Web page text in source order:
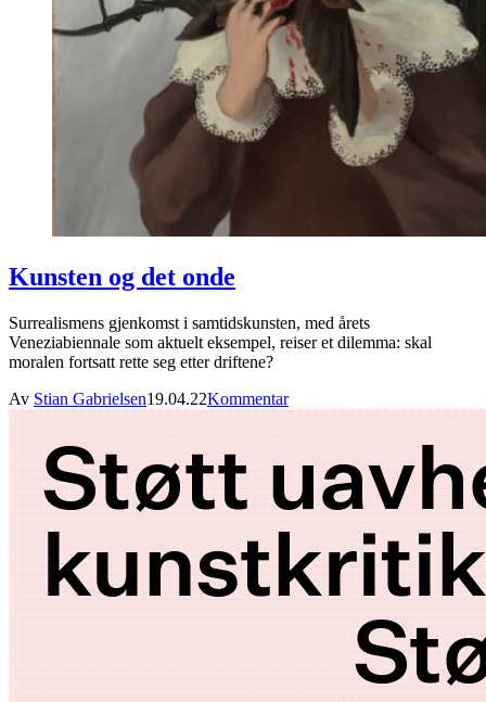
Kunsten og det onde
Surrealismens gjenkomst i samtidskunsten, med årets
Veneziabiennale som aktuelt eksempel, reiser et dilemma: skal
moralen fortsatt rette seg etter driftene?
Av Stian Gabrielsen19.04.22Kommentar